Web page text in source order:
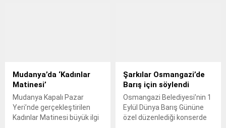
Mudanya’da ‘Kadınlar
Matinesi’
Mudanya Kapalı Pazar
Yeri’nde gerçekleştirilen
Kadınlar Matinesi büyük ilgi
Şarkılar Osmangazi’de
Barış için söylendi
Osmangazi Belediyesi’nin 1
Eylül Dünya Barış Gününe
özel düzenlediği konserde